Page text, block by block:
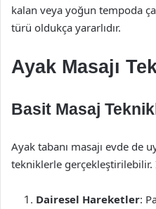
kalan veya yoğun tempoda
türü oldukça yararlıdır.
Ayak Masajı
Basit Masaj
Ayak tabanı masajı evde de
tekniklerle
Dairesel Hareketler: